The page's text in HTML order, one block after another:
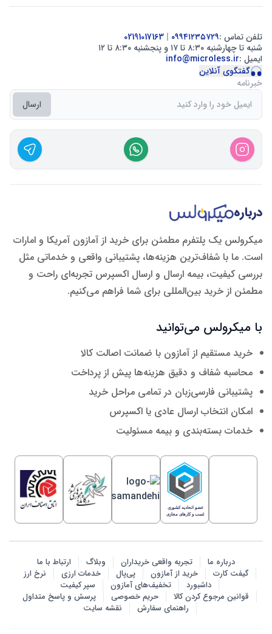
تلفن تماس :۰۹۹۴۱۲۳۵۷۲۹ |
شنبه تا چهارشنبه ۸:۳۰ تا ۱۷ و پنجشنبه ۸:۳۰ تا ۱۲
ایمیل :info@microless.ir
گفتگوی آنلاین
خبرنامه
ارسال
درباره
میکرولس یک پلتفرم مطمئن برای خرید از آمازون آمریکا و امارات
است. ما با شفاف‌ترین هزینه‌ها، پشتیبانی واقعی و خدماتی مثل
بررسی کیفیت، بیمه ارسال و ارسال اکسپرس تجربه‌ای راحت و
مطمئن از خرید بین‌المللی برای شما فراهم می‌کنیم.
با میکرولس می‌توانید
خرید مستقیم از آمازون با ضمانت اصالت کالا
محاسبه شفاف و دقیق هزینه‌ها پیش از پرداخت
پشتیبانی فارسی‌زبان در تمامی مراحل خرید
امکان انتخاب ارسال عادی یا اکسپرس
خدمات بسته‌بندی و بیمه مسئولیت
درباره ما تجربه واقعی خریداران وبلاگ
ارتباط با ما
گیفت کارت
خرید از آمازون پی‌پال خدمات ارزی
نرخ ارز
داشبورد
تخفیف‌های آمازون
سپر کیفیت
قوانین مرجوع کردن کالا
حریم خصوصی
پرسش‌ و پاسخ متداول
راهنمای سفارش
نقشه سایت